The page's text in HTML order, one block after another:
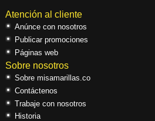
Atención al cliente
Anúnce con nosotros
Publicar promociones
Páginas web
Sobre nosotros
Sobre misamarillas.co
Contáctenos
Trabaje con nosotros
Historia